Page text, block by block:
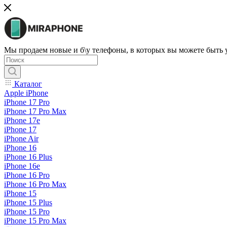
Мы продаем новые и б\у телефоны, в которых вы можете быть
Каталог
Apple iPhone
iPhone 17 Pro
iPhone 17 Pro Max
iPhone 17e
iPhone 17
iPhone Air
iPhone 16
iPhone 16 Plus
iPhone 16e
iPhone 16 Pro
iPhone 16 Pro Max
iPhone 15
iPhone 15 Plus
iPhone 15 Pro
iPhone 15 Pro Max